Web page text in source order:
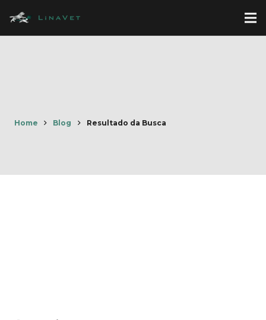
Home Blog Resultado da Busca